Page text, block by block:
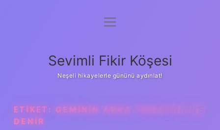
Anasayfa
Yasal Uyarı
menüyü
Sevimli Fikir Köşesi
Neşeli hikayelerle gününü aydınlat!
ETIKET: GEMININ ARKA TARAFINA NE
DENIR